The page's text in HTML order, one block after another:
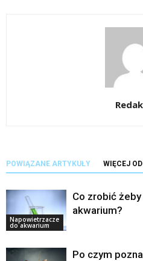
POWIĄZANE ARTYKUŁY WIĘCEJ
Napowietrzacze
do akwarium
Co zrobić
akwarium?
Po czym